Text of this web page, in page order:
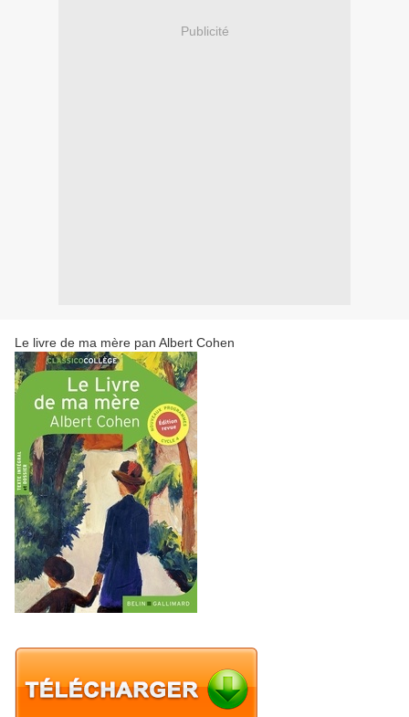
Publicité
Le livre de ma mère pan Albert Cohen